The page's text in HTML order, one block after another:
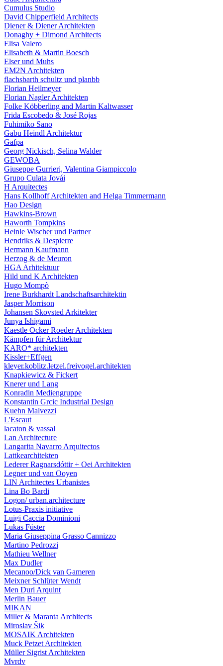
Cumulus Studio
David Chipperfield Architects
Diener & Diener Architekten
Donaghy + Dimond Architects
Elisa Valero
Elisabeth & Martin Boesch
Elser und Muhs
EM2N Architekten
flachsbarth schultz und planbb
Florian Heilmeyer
Florian Nagler Architekten
Folke Köbberling and Martin Kaltwasser
Frida Escobedo & José Rojas
Fuhimiko Sano
Gabu Heindl Architektur
Gafpa
Georg Nickisch, Selina Walder
GEWOBA
Giuseppe Gurrieri, Valentina Giampiccolo
Grupo Culata Jovái
H Arquitectes
Hans Kollhoff Architekten and Helga Timmermann
Hao Design
Hawkins-Brown
Haworth Tompkins
Heinle Wischer und Partner
Hendriks & Despierre
Hermann Kaufmann
Herzog & de Meuron
HGA Arhitektuur
Hild und K Architekten
Hugo Mompò
Irene Burkhardt Landschaftsarchitektin
Jasper Morrison
Johansen Skovsted Arkitekter
Junya Ishigami
Kaestle Ocker Roeder Architekten
Kämpfen für Architektur
KARO* architekten
Kissler+Effgen
kleyer.koblitz.letzel.freivogel.architekten
Knapkiewicz & Fickert
Knerer und Lang
Konradin Mediengruppe
Konstantin Grcic Industrial Design
Kuehn Malvezzi
L'Escaut
lacaton & vassal
Lan Architecture
Langarita Navarro Arquitectos
Lattkearchitekten
Lederer Ragnarsdóttir + Oei Architekten
Legner und van Ooyen
LIN Architectes Urbanistes
Lina Bo Bardi
Logon/ urban.architecture
Lotus-Praxis initiative
Luigi Caccia Dominioni
Lukas Fúster
Maria Giuseppina Grasso Cannizzo
Martino Pedrozzi
Mathieu Wellner
Max Dudler
Mecanoo/Dick van Gameren
Meixner Schlüter Wendt
Men Duri Arquint
Merlin Bauer
MIKAN
Miller & Maranta Architects
Miroslav Šik
MOSAIK Architekten
Muck Petzet Architekten
Müller Sigrist Architekten
Mvrdv